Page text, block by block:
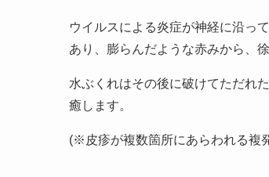
ウイルスによる炎症が神経に沿っ
あり、膨らんだような赤みから、
水ぶくれはその後に破けてただれ
癒します。
(※皮疹が複数箇所にあらわれる複